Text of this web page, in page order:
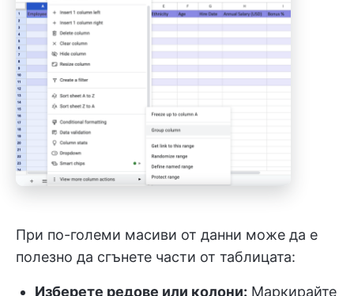
При по-големи масиви от данни може да е
полезно да сгънете части от таблицата:
Изберете редове или колони: Маркирайте